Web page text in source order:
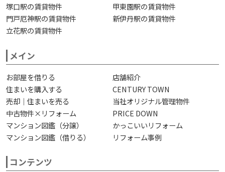
塚口駅の賃貸物件
甲東園駅の賃貸物件
門戸厄神駅の賃貸物件
新伊丹駅の賃貸物件
立花駅の賃貸物件
メイン
お部屋を借りる
店舗紹介
住まいを購入する
CENTURY TOWN
売却｜住まいを売る
当社オリジナル管理物件
中古物件×リフォーム
PRICE DOWN
マンション図鑑（分譲）
かっこいいリフォーム
マンション図鑑（借りる）
リフォーム事例
コンテンツ